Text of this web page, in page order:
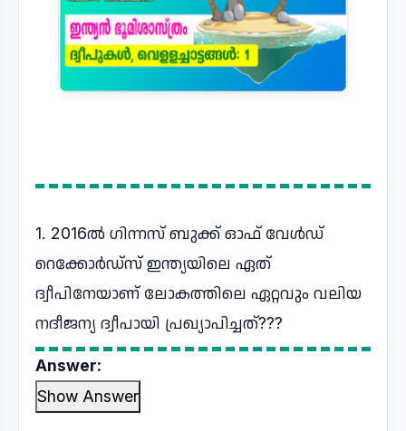
1. 2016ൽ ഗിന്നസ് ബുക്ക് ഓഫ് വേൾഡ്
റെക്കോർഡ്സ് ഇന്ത്യയിലെ ഏത്
ദ്വീപിനേയാണ് ലോകത്തിലെ ഏറ്റവും വലിയ
നദീജന്യ ദ്വീപായി പ്രഖ്യാപിച്ചത്???
Answer:
Show Answer